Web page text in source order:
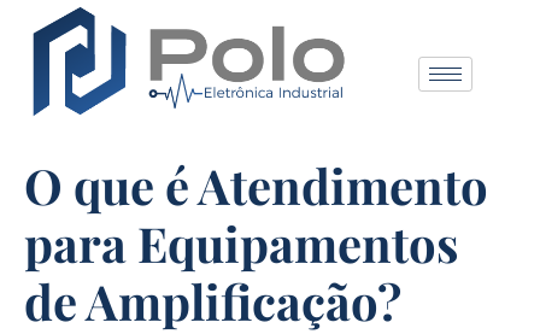
O que é Atendimento
para Equipamentos
de Amplificação?